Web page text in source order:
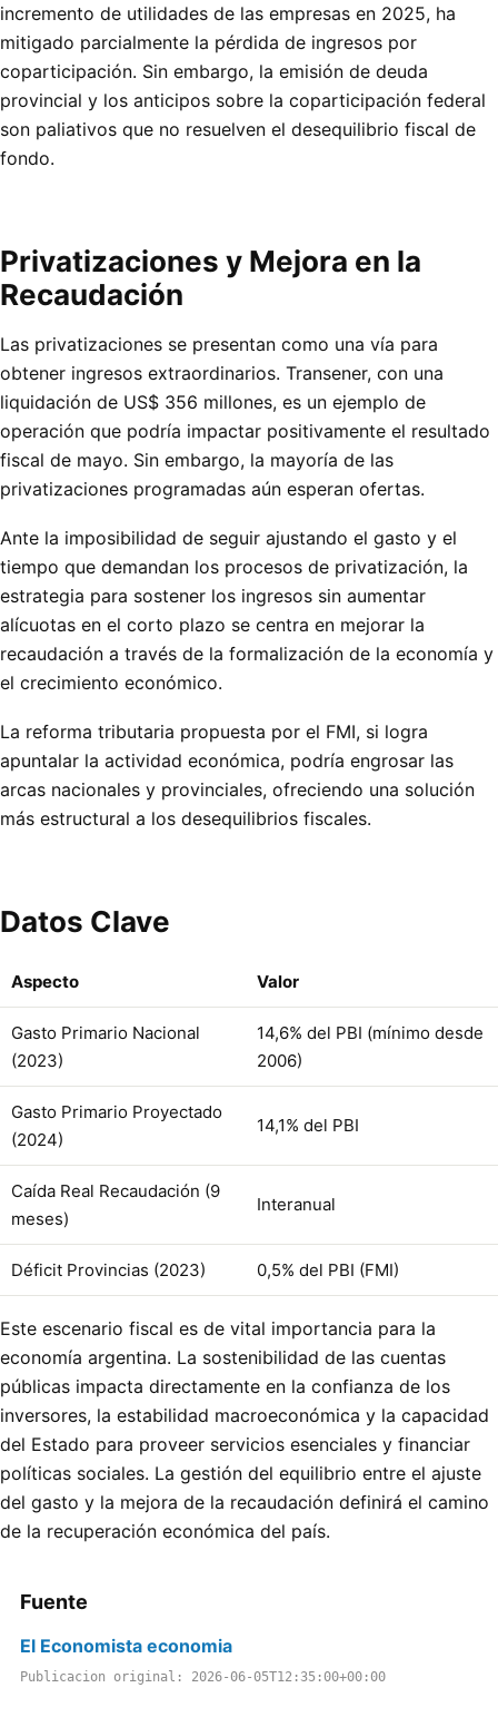
incremento de utilidades de las empresas en 2025, ha
mitigado parcialmente la pérdida de ingresos por
coparticipación. Sin embargo, la emisión de deuda
provincial y los anticipos sobre la coparticipación federal
son paliativos que no resuelven el desequilibrio fiscal de
fondo.
Privatizaciones y Mejora en la
Recaudación
Las privatizaciones se presentan como una vía para
obtener ingresos extraordinarios. Transener, con una
liquidación de US$ 356 millones, es un ejemplo de
operación que podría impactar positivamente el resultado
fiscal de mayo. Sin embargo, la mayoría de las
privatizaciones programadas aún esperan ofertas.
Ante la imposibilidad de seguir ajustando el gasto y el
tiempo que demandan los procesos de privatización, la
estrategia para sostener los ingresos sin aumentar
alícuotas en el corto plazo se centra en mejorar la
recaudación a través de la formalización de la economía y
el crecimiento económico.
La reforma tributaria propuesta por el FMI, si logra
apuntalar la actividad económica, podría engrosar las
arcas nacionales y provinciales, ofreciendo una solución
más estructural a los desequilibrios fiscales.
Datos Clave
Aspecto Valor
Gasto Primario Nacional
(2023)
14,6% del PBI (mínimo desde
2006)
Gasto Primario Proyectado
(2024)
14,1% del PBI
Caída Real Recaudación (9
meses)
Interanual
Déficit Provincias (2023) 0,5% del PBI (FMI)
Este escenario fiscal es de vital importancia para la
economía argentina. La sostenibilidad de las cuentas
públicas impacta directamente en la confianza de los
inversores, la estabilidad macroeconómica y la capacidad
del Estado para proveer servicios esenciales y financiar
políticas sociales. La gestión del equilibrio entre el ajuste
del gasto y la mejora de la recaudación definirá el camino
de la recuperación económica del país.
Fuente
El Economista economia
Publicacion original: 2026-06-05T12:35:00+00:00